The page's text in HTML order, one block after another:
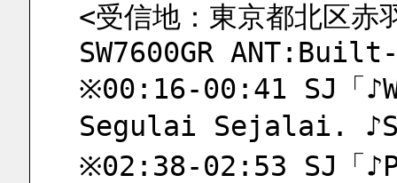
<受信地：東京都北区
SW7600GR
※00:16-00:41 SJ「
Segulai Sejalai.
※02:38-02:53 SJ「